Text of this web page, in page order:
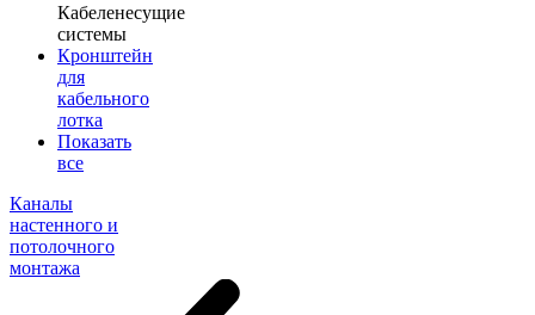
Кабеленесущие
системы
Кронштейн
для
кабельного
лотка
Показать
все
Каналы
настенного и
потолочного
монтажа